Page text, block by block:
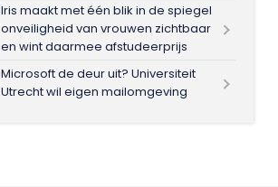
Iris maakt met één blik in de spiegel
onveiligheid van vrouwen zichtbaar
en wint daarmee afstudeerprijs
Microsoft de deur uit? Universiteit
Utrecht wil eigen mailomgeving